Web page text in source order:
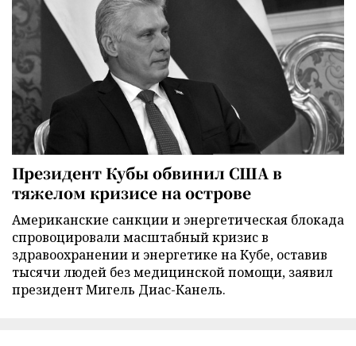
Президент Кубы обвинил США в
тяжелом кризисе на острове
Американские санкции и энергетическая блокада
спровоцировали масштабный кризис в
здравоохранении и энергетике на Кубе, оставив
тысячи людей без медицинской помощи, заявил
президент Мигель Диас-Канель.